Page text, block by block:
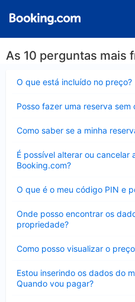
As 10 perguntas mais
O que está incluído no preço?
Posso fazer uma reserva
Como saber se a minha
É possível alterar ou cancelar
Booking.com?
Contraído
O que é o meu código PIN e
Onde posso encontrar os
propriedade?
Como posso visualizar o
Estou inserindo os dados do
Quando vou pagar?